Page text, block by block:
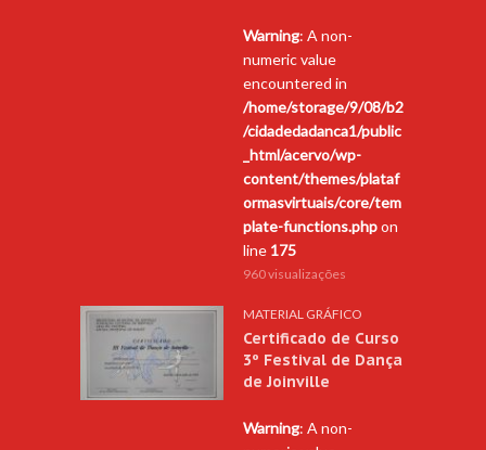
Warning: A non-
numeric value
encountered in
/home/storage/9/08/b2
/cidadedadanca1/public
_html/acervo/wp-
content/themes/plataf
ormasvirtuais/core/tem
plate-functions.phpon
line 175
960 visualizações
MATERIAL GRÁFICO
Certificado de Curso
3º Festival de Dança
de Joinville
Warning: A non-